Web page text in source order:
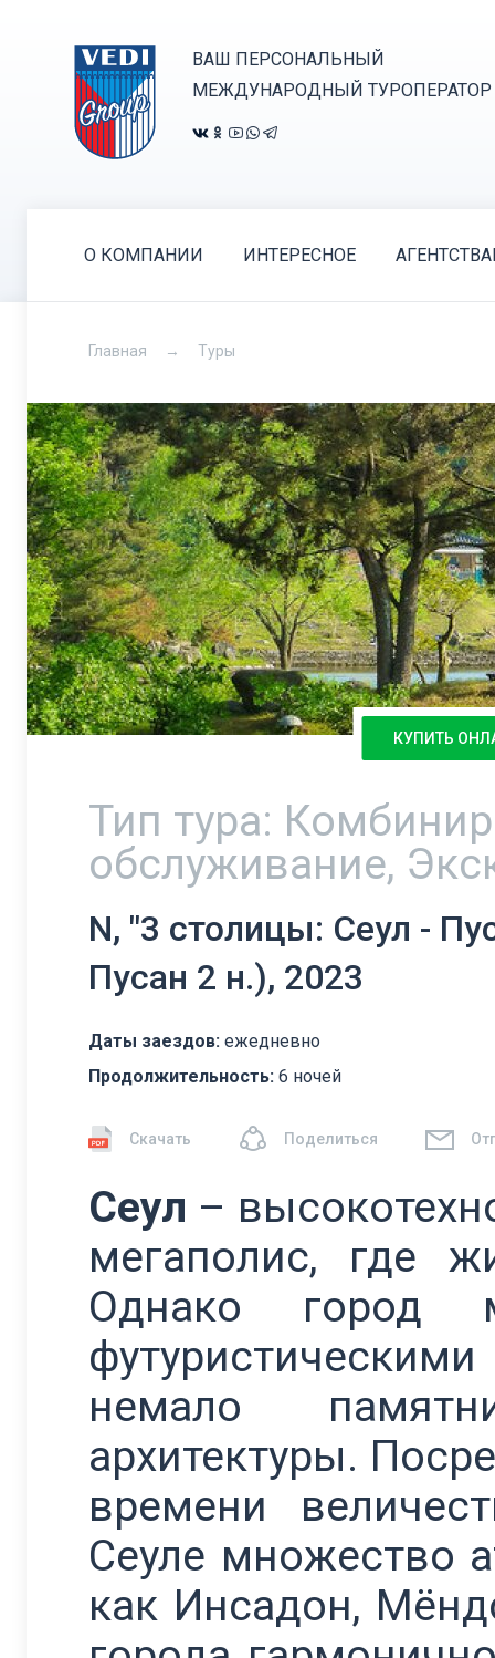
ВАШ ПЕРСОНАЛЬНЫЙ
МЕЖДУНАРОДНЫЙ ТУРОПЕРАТОР
О КОМПАНИИ ИНТЕРЕСНОЕ
Главная Туры
КУПИТЬ
Тип тура:
обслуживание,
N, "3 столицы: Сеул -
Пусан 2 н.), 2023
Даты заездов: ежедневно
Продолжительность: 6 ночей
Скачать Поделиться
Сеул –
мегаполис, где
Однако город
немало
архитектуры.
времени
Сеуле множество
как Инсадон,